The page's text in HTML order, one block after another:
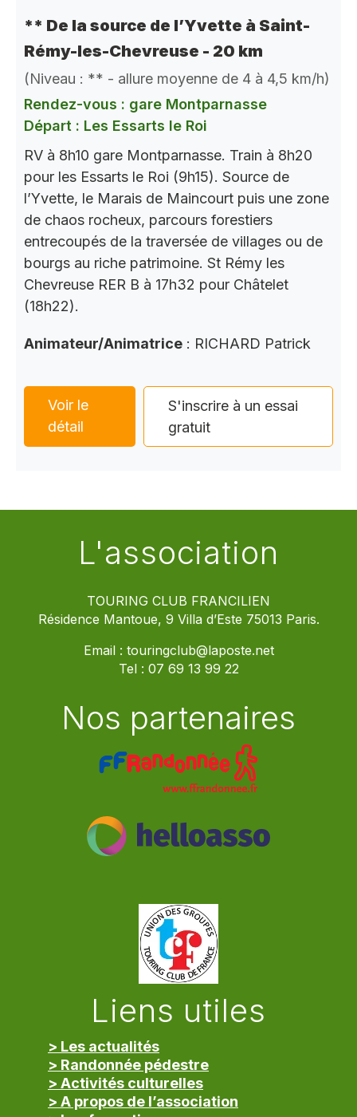
** De la source de l’Yvette à Saint-
Rémy-les-Chevreuse - 20 km
(Niveau : ** - allure moyenne de 4 à 4,5 km/h)
Rendez-vous : gare Montparnasse
Départ : Les Essarts le Roi
RV à 8h10 gare Montparnasse. Train à 8h20
pour les Essarts le Roi (9h15). Source de
l’Yvette, le Marais de Maincourt puis une zone
de chaos rocheux, parcours forestiers
entrecoupés de la traversée de villages ou de
bourgs au riche patrimoine. St Rémy les
Chevreuse RER B à 17h32 pour Châtelet
(18h22).
Animateur/Animatrice : RICHARD Patrick
Voir le
détail
S'inscrire à un essai
gratuit
L'association
TOURING CLUB FRANCILIEN
Résidence Mantoue, 9 Villa d’Este 75013 Paris.
Email : touringclub@laposte.net
Tel : 07 69 13 99 22
Nos partenaires
Liens utiles
> Les actualités
> Randonnée pédestre
> Activités culturelles
> A propos de l’association